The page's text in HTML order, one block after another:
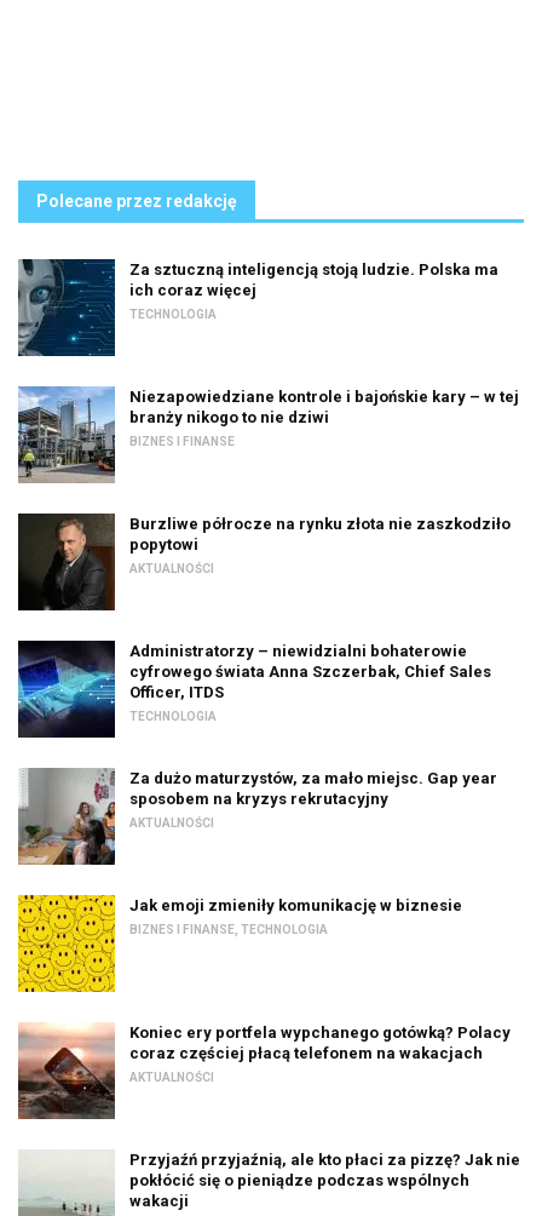
Polecane przez redakcję
Za sztuczną inteligencją stoją ludzie. Polska ma
ich coraz więcej
TECHNOLOGIA
Niezapowiedziane kontrole i bajońskie kary – w tej
branży nikogo to nie dziwi
BIZNES I FINANSE
Burzliwe półrocze na rynku złota nie zaszkodziło
popytowi
AKTUALNOŚCI
Administratorzy – niewidzialni bohaterowie
cyfrowego świata Anna Szczerbak, Chief Sales
Officer, ITDS
TECHNOLOGIA
Za dużo maturzystów, za mało miejsc. Gap year
sposobem na kryzys rekrutacyjny
AKTUALNOŚCI
Jak emoji zmieniły komunikację w biznesie
BIZNES I FINANSE TECHNOLOGIA
Koniec ery portfela wypchanego gotówką? Polacy
coraz częściej płacą telefonem na wakacjach
AKTUALNOŚCI
Przyjaźń przyjaźnią, ale kto płaci za pizzę? Jak nie
pokłócić się o pieniądze podczas wspólnych
wakacji